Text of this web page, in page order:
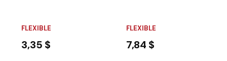
FLEXIBLE
3,35 $
FLEXIBLE
7,84 $